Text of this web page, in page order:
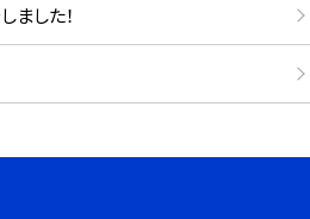
した！